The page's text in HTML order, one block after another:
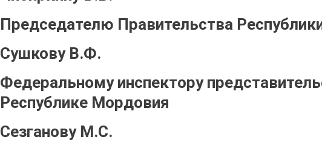
Председателю Правительства
Сушкову В.Ф.
Федеральному инспектору
Республике Мордовия
Сезганову М.С.